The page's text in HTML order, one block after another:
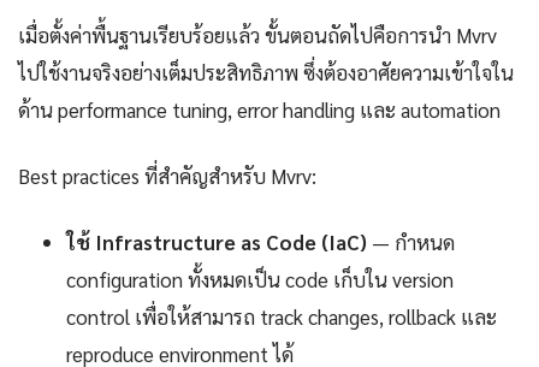
เมื่อตั้งค่าพื้นฐานเรียบร้อยแล้ว ขั้นตอนถัดไปคือการนำ Mvrv
ไปใช้งานจริงอย่างเต็มประสิทธิภาพ ซึ่งต้องอาศัยความเข้าใจใน
ด้าน performance tuning, error handling และ automation
Best practices ที่สำคัญสำหรับ Mvrv:
ใช้ Infrastructure as Code (IaC) — กำหนด
configuration ทั้งหมดเป็น code เก็บใน version
control เพื่อให้สามารถ track changes, rollback และ
reproduce environment ได้